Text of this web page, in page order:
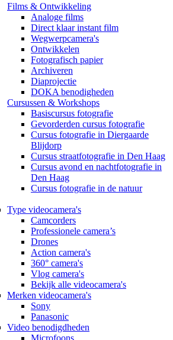
Films & Ontwikkeling
Analoge films
Direct klaar instant film
Wegwerpcamera's
Ontwikkelen
Fotografisch papier
Archiveren
Diaprojectie
DOKA benodigheden
Cursussen & Workshops
Basiscursus fotografie
Gevorderden cursus fotografie
Cursus fotografie in Diergaarde
Blijdorp
Cursus straatfotografie in Den Haag
Cursus avond en nachtfotografie in
Den Haag
Cursus fotografie in de natuur
Type videocamera's
Camcorders
Professionele camera’s
Drones
Action camera's
360° camera's
Vlog camera's
Bekijk alle videocamera's
Merken videocamera's
Sony
Panasonic
Video benodigdheden
Microfoons